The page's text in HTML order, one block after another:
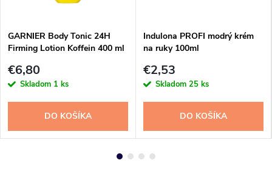
GARNIER Body Tonic 24H
Firming Lotion Koffein 400 ml
€6,80
Skladom 1 ks
DO KOŠÍKA
Indulona PROFI modrý krém
na ruky 100ml
€2,53
Skladom 25 ks
DO KOŠÍKA